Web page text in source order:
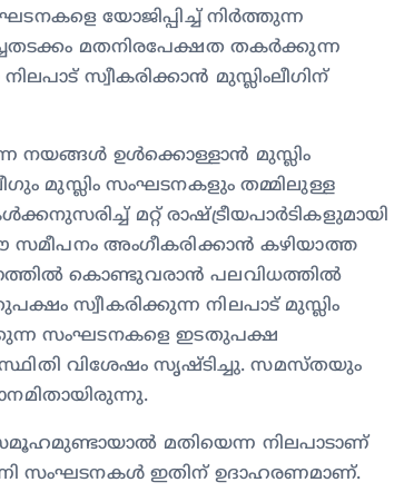
യോജിപ്പിച്ച് നിർത്തുന്ന
മതനിരപേക്ഷത തകർക്കുന്ന
സ്വീകരിക്കാൻ മുസ്ലിംലീഗിന്
നയങ്ങൾ ഉൾക്കൊള്ളാൻ മുസ്ലിം
മുസ്ലിം സംഘടനകളും തമ്മിലുള്ള
മറ്റ് രാഷ്ട്രീയപാർടികളുമായി
അംഗീകരിക്കാൻ കഴിയാത്ത
കൊണ്ടുവരാൻ പലവിധത്തിൽ
സ്വീകരിക്കുന്ന നിലപാട് മുസ്ലിം
സംഘടനകളെ ഇടതുപക്ഷ
വിശേഷം സൃഷ്ടിച്ചു. സമസ്തയും
മതിയെന്ന നിലപാടാണ്
സംഘടനകൾ ഇതിന് ഉദാഹരണമാണ്.